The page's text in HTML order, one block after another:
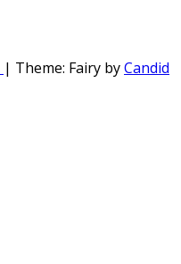
| Theme: Fairy byCandid